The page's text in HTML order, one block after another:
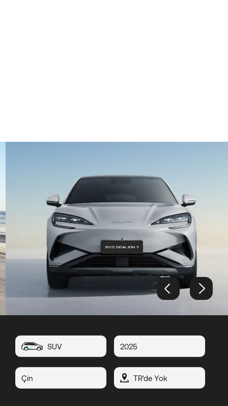
SUV 2025
Çin TR'de Yok